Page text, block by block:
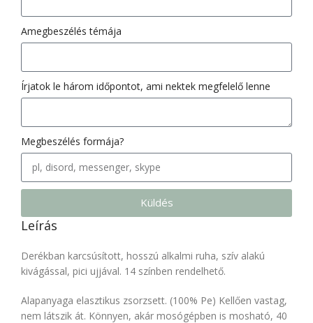
Amegbeszélés témája
Írjatok le három időpontot, ami nektek megfelelő lenne
Megbeszélés formája?
Küldés
Leírás
Derékban karcsúsított, hosszú alkalmi ruha, szív alakú
kivágással, pici ujjával. 14 színben rendelhető.
Alapanyaga elasztikus zsorzsett. (100% Pe) Kellően vastag,
nem látszik át. Könnyen, akár mosógépben is mosható, 40